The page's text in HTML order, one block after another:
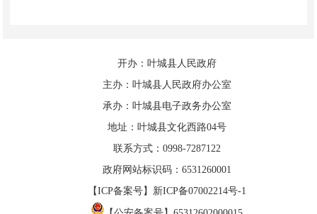
开办：叶城县人民政府
主办：叶城县人民政府办公室
承办：叶城县电子政务办公室
地址：叶城县文化西路04号
联系方式：0998-7287122
政府网站标识码：6531260001
【ICP备案号】新ICP备07002214号-1